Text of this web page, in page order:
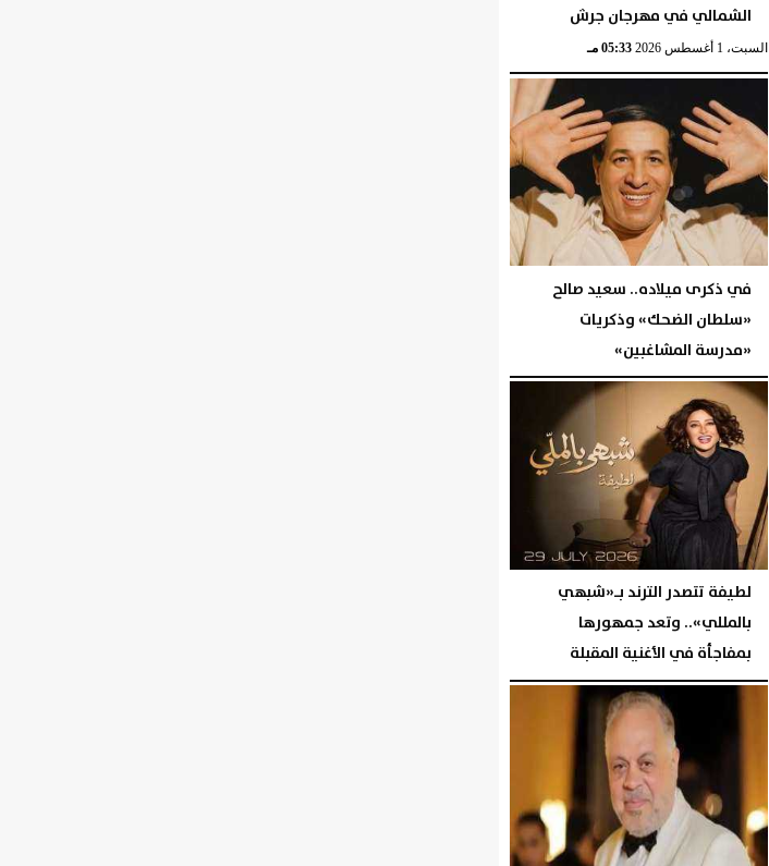
الشمالي في مهرجان جرش
السبت، 1 أغسطس 2026 05:33 مـ
في ذكرى ميلاده.. سعيد صالح
«سلطان الضحك» وذكريات
«مدرسة المشاغبين»
الجمعة، 31 يوليو 2026 02:56 مـ
لطيفة تتصدر الترند بـ«شبهي
بالمللي».. وتعد جمهورها
بمفاجأة في الأغنية المقبلة
الخميس، 30 يوليو 2026 06:37 مـ